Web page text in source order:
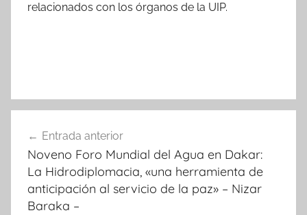
relacionados con los órganos de la UIP.
de
entradas
Entrada anterior
Noveno Foro Mundial del Agua en Dakar:
La Hidrodiplomacia, «una herramienta de
anticipación al servicio de la paz» – Nizar
Baraka –